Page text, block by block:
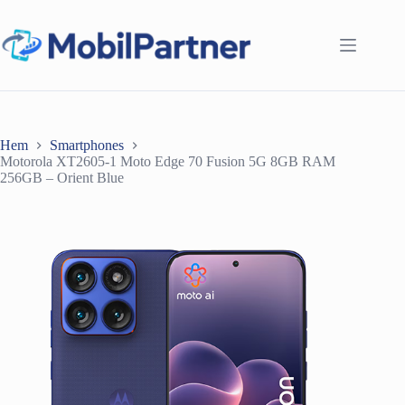
innehåll
Hem
Smartphones
Motorola XT2605-1 Moto Edge 70 Fusion 5G 8GB RAM
256GB – Orient Blue